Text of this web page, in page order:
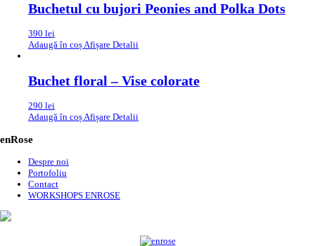
Buchetul cu bujori Peonies and Polka Dots
390 lei
Adaugă în coșAfișare Detalii
Buchet floral – Vise colorate
290 lei
Adaugă în coș Afișare Detalii
enRose
Despre noi
Portofoliu
Contact
WORKSHOPS ENROSE